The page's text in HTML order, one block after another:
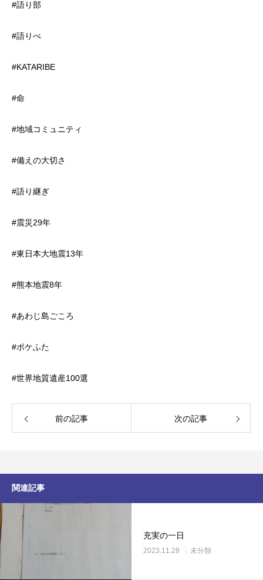
#語り部
#語りべ
#KATARIBE
#命
#地域コミュニティ
#備えの大切さ
#語り継ぎ
#震災29年
#東日本大地震13年
#熊本地震8年
#あわじ島ごころ
#ポケふた
#世界地質遺産100選
前の記事 次の記事
関連記事
充実の一日
2023.11.28 未分類